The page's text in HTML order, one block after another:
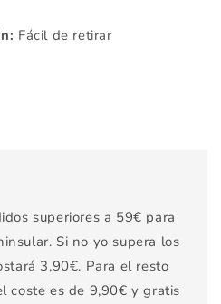
Fácil de retirar
superiores a 59€ para
Si no yo supera los
3,90€. Para el resto
coste es de 9,90€ y gratis